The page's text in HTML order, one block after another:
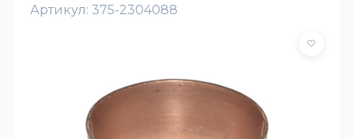
Артикул: 375-2304088